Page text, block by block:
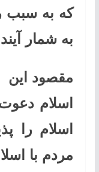
که به سبب
به شمار
مقصود
اسلام
اسلام را
مردم با